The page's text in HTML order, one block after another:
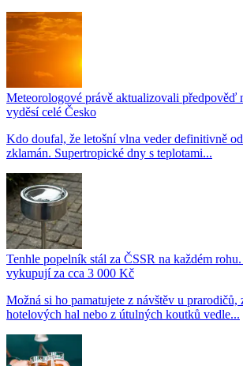
Meteorologové právě aktualizovali předpověď
vyděsí celé Česko
Kdo doufal, že letošní vlna veder definitivně
zklamán. Supertropické dny s teplotami...
Tenhle popelník stál za ČSSR na každém
vykupují za cca 3 000 Kč
Možná si ho pamatujete z návštěv u prarodičů,
hotelových hal nebo z útulných koutků vedle...